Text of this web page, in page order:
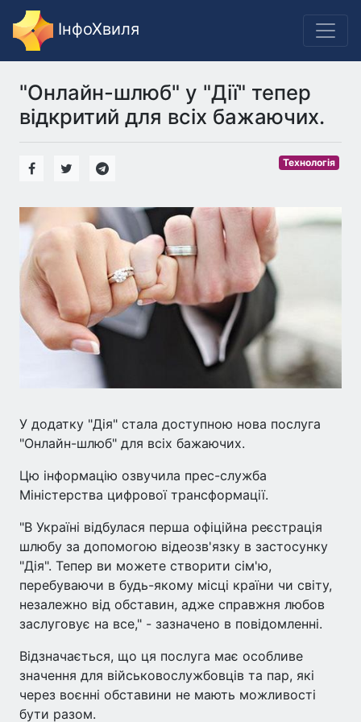
ІнфоХвиля
"Онлайн-шлюб" у "Дії" тепер
відкритий для всіх бажаючих.
Технологія
У додатку "Дія" стала доступною нова послуга
"Онлайн-шлюб" для всіх бажаючих.
Цю інформацію озвучила прес-служба
Міністерства цифрової трансформації.
"В Україні відбулася перша офіційна реєстрація
шлюбу за допомогою відеозв'язку в застосунку
"Дія". Тепер ви можете створити сім'ю,
перебуваючи в будь-якому місці країни чи світу,
незалежно від обставин, адже справжня любов
заслуговує на все," - зазначено в повідомленні.
Відзначається, що ця послуга має особливе
значення для військовослужбовців та пар, які
через воєнні обставини не мають можливості
бути разом.